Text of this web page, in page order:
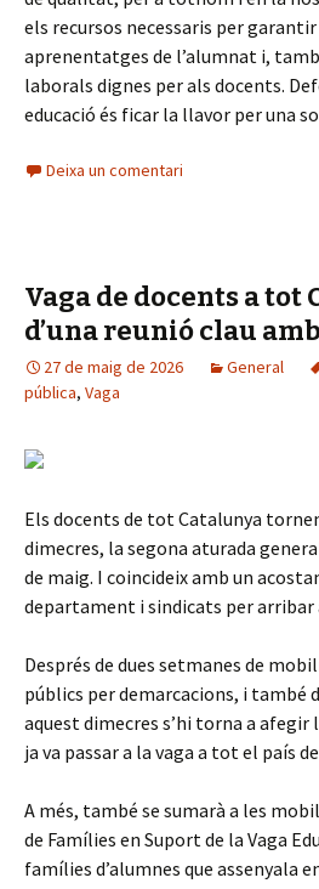
els recursos necessaris per
aprenentatges de l’alumnat i,
laborals dignes per als docents.
educació és ficar la llavor per una
Deixa un comentari
Vaga de docents a tot
d’una reunió clau
27 de maig de 2026 General
pública, Vaga
Els docents de tot Catalunya
dimecres, la segona aturada
de maig. I coincideix amb un
departament i sindicats per arribar
Després de dues setmanes de
públics per demarcacions, i també
aquest dimecres s’hi torna a afegir
ja va passar a la vaga a tot el país
A més, també se sumarà a les
de Famílies en Suport de la Vaga
famílies d’alumnes que assenyala